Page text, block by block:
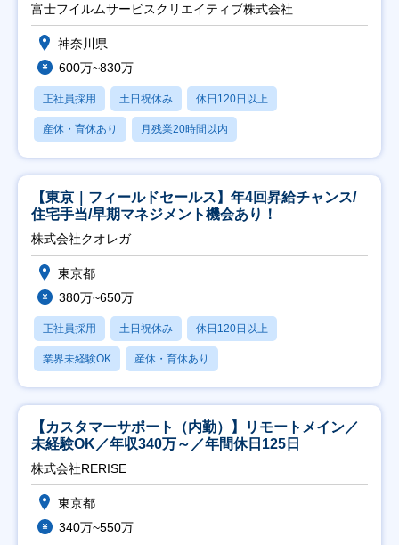
富士フイルムサービスクリエイティブ株式会社
神奈川県
600万~830万
正社員採用 土日祝休み 休日120日以上
産休・育休あり 月残業20時間以内
【東京｜フィールドセールス】年4回昇給チャンス/
住宅手当/早期マネジメント機会あり！
株式会社クオレガ
東京都
380万~650万
正社員採用 土日祝休み 休日120日以上
業界未経験OK 産休・育休あり
【カスタマーサポート（内勤）】リモートメイン／
未経験OK／年収340万～／年間休日125日
株式会社RERISE
東京都
340万~550万